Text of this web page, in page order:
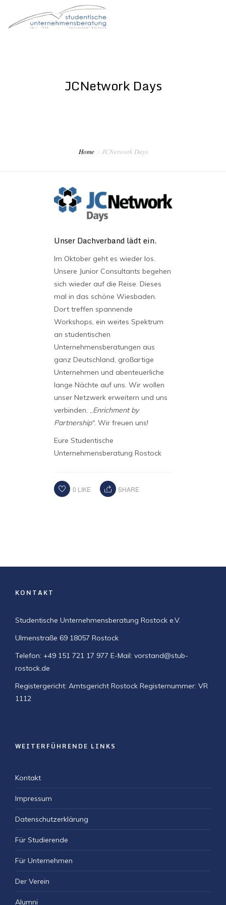
FÜR STUDIERENDEJCNetwork Days
Home JCNetwork Days
Unser Dachverband lädt ein.
Im Oktober geht es wieder los.
Unsere Junior Consultants begehen
sich wieder auf die Reise. Dieses
mal in das schöne Wiesbaden.
Dort treffen spannende
Workshops, ein weites Spektrum
an studentischen
Unternehmensberatungen aus
ganz Deutschland, großartige
Unternehmen und abenteuerliche
lange Nächte auf uns. Wir wollen
unser Netzwerk erweitern und uns
verbinden. ,,Enrichment by
Partnership“. Wir freuen uns!
Eure Studentische
Unternehmensberatung Rostock
0 LIKE SHARE
KONTAKT
Studentische Unternehmensberatung Rostock e.V.
Ulmenstraße 69 18057 Rostock
Telefon: +49 151 721 17 977 E-Mail: vorstand@stub-
rostock.de
Registergericht: Amtsgericht Rostock Registernummer: VR
1112
WEITERFÜHRENDE LINKS
Kontakt
Impressum
Datenschutzerklärung
Für Studierende
Für Unternehmen
Der Verein
Alumni